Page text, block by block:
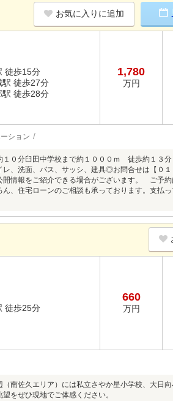
お気に入りに追加
徒歩15分
駅 徒歩27分
駅 徒歩28分
1,780
万円
ション
０分臼田中学校まで約１０００ｍ 徒歩約１３分
、洗面、バス、サッシ、建具◎お問合せは【０
情報をご紹介できる場合がございます。 ご予
ん、住宅ローンのご相談も承っております。支
徒歩25分
660
万円
南佐久エリア）には私立さやか星小学校、大日
をぜひ現地でご体感ください。